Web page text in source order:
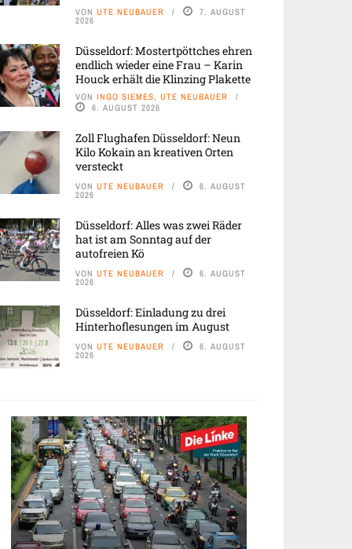
VON UTE NEUBAUER 7. AUGUST
2026
Düsseldorf: Mostertpöttches ehren
endlich wieder eine Frau – Karin
Houck erhält die Klinzing Plakette
VON INGO SIEMES, UTE NEUBAUER
6. AUGUST 2026
Zoll Flughafen Düsseldorf: Neun
Kilo Kokain an kreativen Orten
versteckt
VON UTE NEUBAUER 6. AUGUST
2026
Düsseldorf: Alles was zwei Räder
hat ist am Sonntag auf der
autofreien Kö
VON UTE NEUBAUER 6. AUGUST
2026
Düsseldorf: Einladung zu drei
Hinterhoflesungen im August
VON UTE NEUBAUER 6. AUGUST
2026